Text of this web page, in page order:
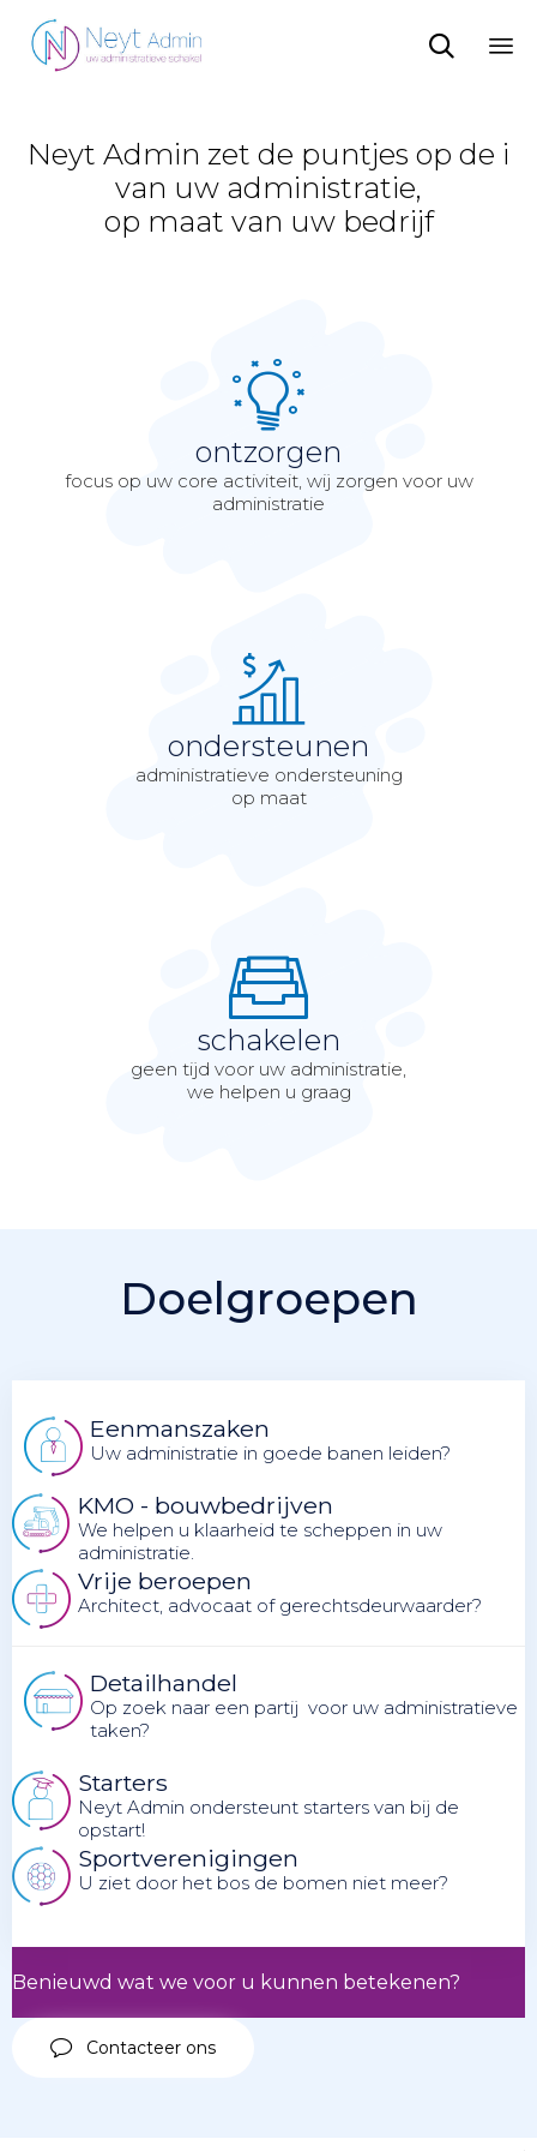

Neyt Admin zet de puntjes op de i
van uw administratie,
op maat van uw bedrijf
ontzorgen
focus op uw core activiteit, wij zorgen voor uw
administratie
ondersteunen
administratieve ondersteuning
op maat
schakelen
geen tijd voor uw administratie,
we helpen u graag
Doelgroepen
Eenmanszaken
Uw administratie in goede banen leiden?
KMO - bouwbedrijven
We helpen u klaarheid te scheppen in uw
administratie.
Vrije beroepen
Architect, advocaat of gerechtsdeurwaarder?
Detailhandel
Op zoek naar een partij voor uw administratieve
taken?
Starters
Neyt Admin ondersteunt starters van bij de
opstart!
Sportverenigingen
U ziet door het bos de bomen niet meer?
Benieuwd wat we voor u kunnen betekenen?
Contacteer ons